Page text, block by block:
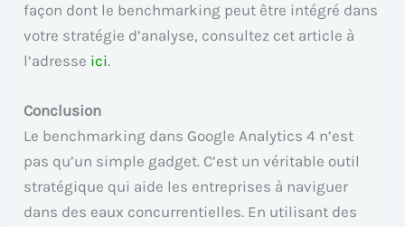
façon dont le benchmarking peut être intégré dans
votre stratégie d’analyse, consultez cet article à
l’adresse ici.
Conclusion
Le benchmarking dans Google Analytics 4 n’est
pas qu’un simple gadget. C’est un véritable outil
stratégique qui aide les entreprises à naviguer
dans des eaux concurrentielles. En utilisant des